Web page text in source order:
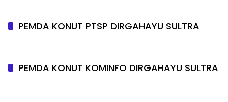
PEMDA KONUT PTSP DIRGAHAYU SULTRA
PEMDA KONUT KOMINFO DIRGAHAYU SULTRA